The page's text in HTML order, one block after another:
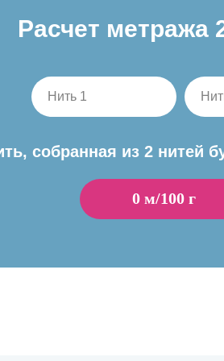
Нить 1
Расчет метража
собранная из 2 нитей
0 м/100 г